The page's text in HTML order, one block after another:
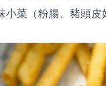
小菜（粉腸、豬頭皮